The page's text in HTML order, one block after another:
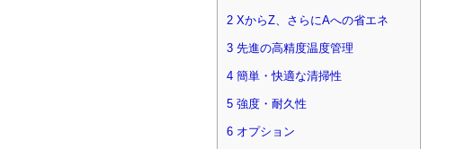
2XからZ、さらにAへの省エネ
3先進の高精度温度管理
4簡単・快適な清掃性
5強度・耐久性
6オプション